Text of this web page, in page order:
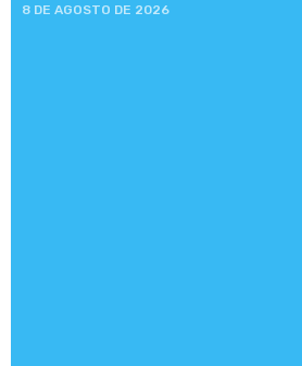
8 DE AGOSTO DE 2026